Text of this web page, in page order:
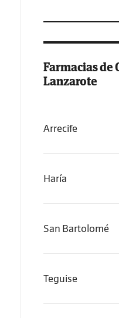
Farmacias de
Lanzarote
Arrecife
Haría
San Bartolomé
Teguise